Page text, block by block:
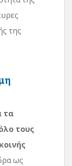
της
τα
τους
ως